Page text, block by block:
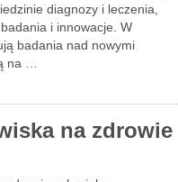
diagnozy i leczenia,
i innowacje. W
badania nad nowymi
na …
na zdrowie